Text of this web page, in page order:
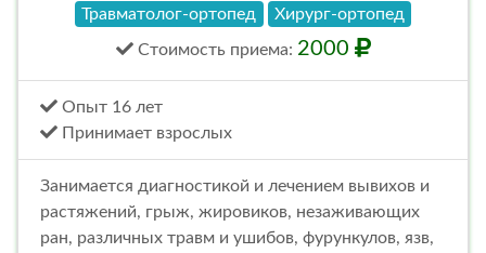
Травматолог-ортопед
Хирург-ортопед
Стоимость приема: 2000
Опыт 16 лет
Принимает взрослых
Занимается диагностикой и лечением вывихов и
растяжений, грыж, жировиков, незаживающих
ран, различных травм и ушибов, фурункулов, язв,